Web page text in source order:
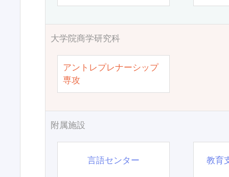
大学院商学研究科
アントレプレナーシップ
専攻
附属施設
言語センター 教育